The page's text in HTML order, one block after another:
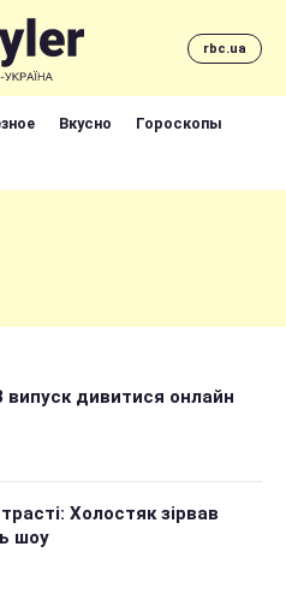
rbc.ua
Вкусно Гороскопы
випуск дивитися онлайн
Холостяк зірвав
шоу